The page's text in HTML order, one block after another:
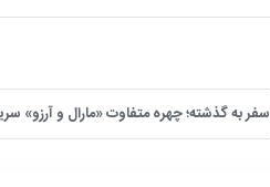
سفر به گذشته؛ چهره متفاوت «مارال و آرزو» سریال